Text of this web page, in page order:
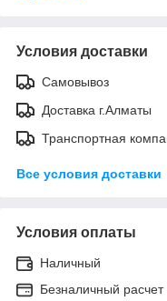
Условия доставки
Самовывоз
Доставка г.Алматы
Транспортная
Все условия доставки
Условия оплаты
Наличный
Безналичный расчет